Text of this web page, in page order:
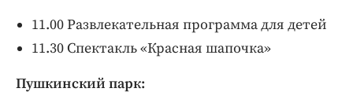
11.00 Развлекательная программа для детей
11.30 Спектакль «Красная шапочка»
Пушкинский парк: